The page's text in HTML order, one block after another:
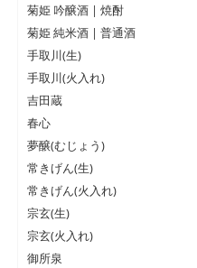
菊姫 吟醸酒 | 焼酎
菊姫 純米酒 | 普通酒
手取川(生)
手取川(火入れ)
吉田蔵
春心
夢醸(むじょう)
常きげん(生)
常きげん(火入れ)
宗玄(生)
宗玄(火入れ)
御所泉